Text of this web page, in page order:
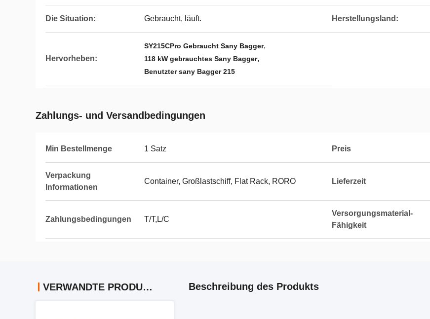
Die Situation: Gebraucht, läuft. Herstellungsland:
Hervorheben:
SY215CPro Gebraucht Sany Bagger,
118 kW gebrauchtes Sany Bagger,
Benutzter sany Bagger 215
Zahlungs- und Versandbedingungen
Min Bestellmenge 1 Satz Preis
Verpackung
Informationen
Container, Großlastschiff, Flat Rack, RORO Lieferzeit
Zahlungsbedingungen T/T,L/C
Versorgungsmaterial-
Fähigkeit
VERWANDTE PRODUKTE Beschreibung des Produkts